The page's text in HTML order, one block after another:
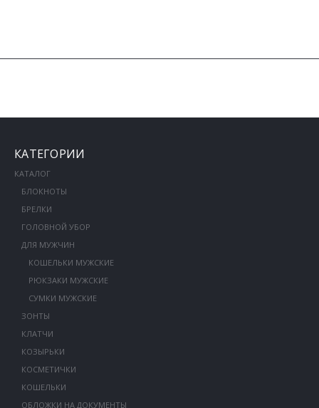
КАТЕГОРИИ
КАТАЛОГ
БЛОКНОТЫ
БРЕЛКИ
ГОЛОВНОЙ УБОР
ДЛЯ МУЖЧИН
КОШЕЛЬКИ МУЖСКИЕ
РЮКЗАКИ МУЖСКИЕ
СУМКИ МУЖСКИЕ
ЗОНТЫ
КЛАТЧИ
КОЗЫРЬКИ
КОСМЕТИЧКИ
КОШЕЛЬКИ
ОБЛОЖКИ НА ДОКУМЕНТЫ